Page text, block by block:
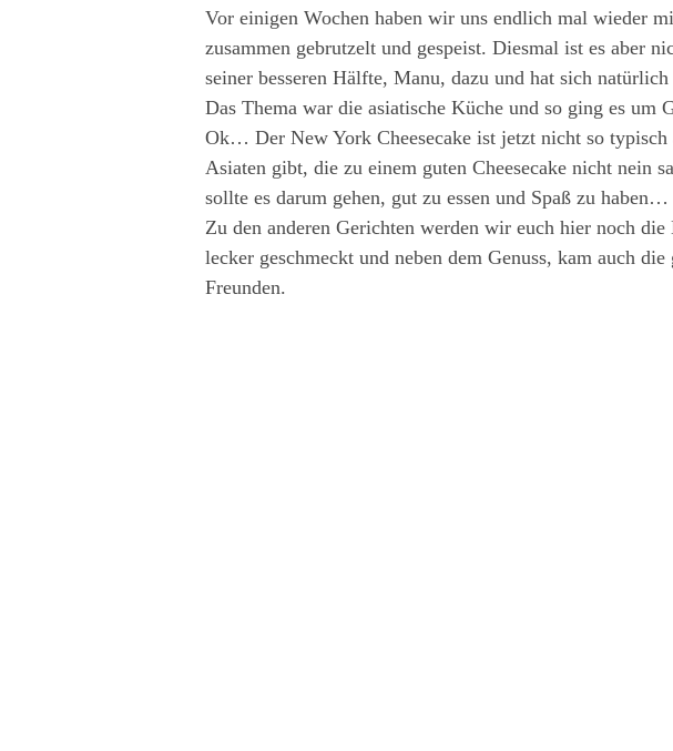
Vor einigen Wochen haben wir uns endlich mal wieder
zusammen gebrutzelt und gespeist. Diesmal ist es aber
seiner besseren Hälfte, Manu, dazu und hat sich
Das Thema war die asiatische Küche und so ging es um
Ok… Der New York Cheesecake ist jetzt nicht so typisch
Asiaten gibt, die zu einem guten Cheesecake nicht nein
sollte es darum gehen, gut zu essen und Spaß zu
Zu den anderen Gerichten werden wir euch hier noch
lecker geschmeckt und neben dem Genuss, kam auch
Freunden.